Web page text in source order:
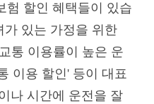
험 할인 혜택들이 있습
가 있는 가정을 위한
통 이용률이 높은 운
이용 할인' 등이 대표
나 시간에 운전을 잘